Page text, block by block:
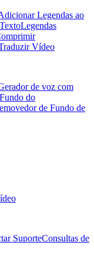
Legendas ao
Legendas
Vídeo
de voz com
do
de Fundo de
SuporteConsultas de